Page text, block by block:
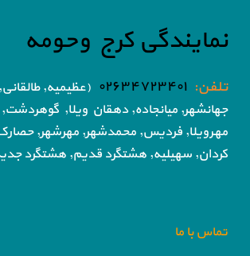
نمایندگی کرج وحومه
تلفن: ۰۲۶۳۴۷۲۳۴۰۱
(عظیمیه,
جهانشهر, میانجاده, دهقان ویلا, گوهردشت,
مهرویلا, فردیس, محمدشهر, مهرشهر,
کردان, سهیلیه, هشتگرد قدیم, هشتگرد
تماس با ما